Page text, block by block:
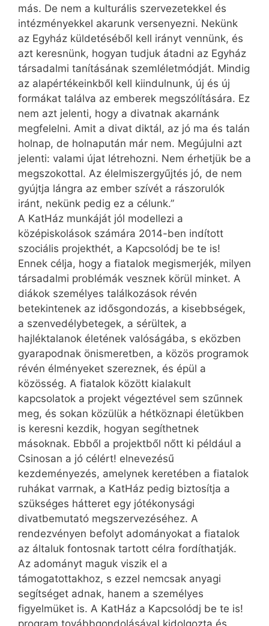
más. De nem a kulturális szervezetekkel és
intézményekkel akarunk versenyezni. Nekünk
az Egyház küldetéséből kell irányt vennünk, és
azt keresnünk, hogyan tudjuk átadni az Egyház
társadalmi tanításának szemléletmódját. Mindig
az alapértékeinkből kell kiindulnunk, új és új
formákat találva az emberek megszólítására. Ez
nem azt jelenti, hogy a divatnak akarnánk
megfelelni. Amit a divat diktál, az jó ma és talán
holnap, de holnapután már nem. Megújulni azt
jelenti: valami újat létrehozni. Nem érhetjük be a
megszokottal. Az élelmiszergyűjtés jó, de nem
gyújtja lángra az ember szívét a rászorulók
iránt, nekünk pedig ez a célunk.”
A KatHáz munkáját jól modellezi a
középiskolások számára 2014-ben indított
szociális projekthét, a Kapcsolódj be te is!
Ennek célja, hogy a fiatalok megismerjék, milyen
társadalmi problémák vesznek körül minket. A
diákok személyes találkozások révén
betekintenek az idősgondozás, a kisebbségek,
a szenvedélybetegek, a sérültek, a
hajléktalanok életének valóságába, s eközben
gyarapodnak önismeretben, a közös programok
révén élményeket szereznek, és épül a
közösség. A fiatalok között kialakult
kapcsolatok a projekt végeztével sem szűnnek
meg, és sokan közülük a hétköznapi életükben
is keresni kezdik, hogyan segíthetnek
másoknak. Ebből a projektből nőtt ki például a
Csinosan a jó célért! elnevezésű
kezdeményezés, amelynek keretében a fiatalok
ruhákat varrnak, a KatHáz pedig biztosítja a
szükséges hátteret egy jótékonysági
divatbemutató megszervezéséhez. A
rendezvényen befolyt adományokat a fiatalok
az általuk fontosnak tartott célra fordíthatják.
Az adományt maguk viszik el a
támogatottakhoz, s ezzel nemcsak anyagi
segítséget adnak, hanem a személyes
figyelmüket is. A KatHáz a Kapcsolódj be te is!
program továbbgondolásával kidolgozta és